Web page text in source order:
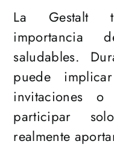
La Gestalt
importancia
saludables.
puede
invitaciones o
participar
realmente